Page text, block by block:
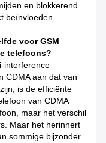
en blokkerend
beïnvloeden.
voor GSM
telefoons?
interference
CDMA aan dat van
is de efficiënte
van CDMA
maar het verschil
Maar het herinnert
sommige bijzonder